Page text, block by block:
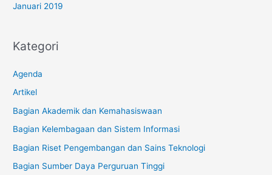
Januari 2019
Kategori
Agenda
Artikel
Bagian Akademik dan Kemahasiswaan
Bagian Kelembagaan dan Sistem Informasi
Bagian Riset Pengembangan dan Sains Teknologi
Bagian Sumber Daya Perguruan Tinggi